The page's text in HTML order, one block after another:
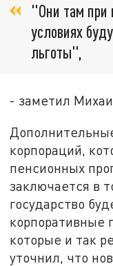
"Они там при
условиях
льготы",
- заметил
корпораций,
пенсионных
заключается в
государство
корпоративные
которые и так
уточнил, что